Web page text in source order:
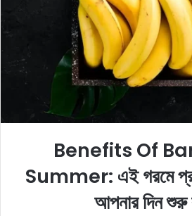
n
e
m
a
Benefits Of
Summer: এই গরমে
আপনার দিন